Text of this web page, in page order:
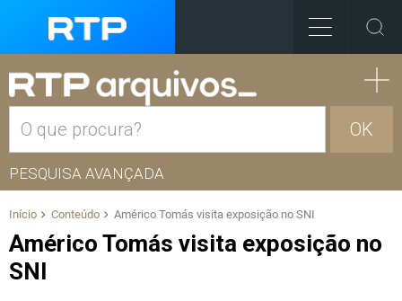
OK
PESQUISA AVANÇADA
Início Conteúdo Américo Tomás visita exposição no SNI
Américo Tomás visita exposição no
SNI